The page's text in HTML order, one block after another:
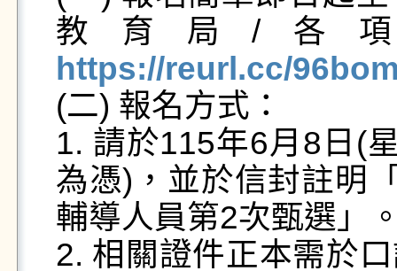
教育局/各
https://reurl.cc/
(二) 報名方式：
1. 請於115年6月8日(
為憑)，並於信封註明
輔導人員第2次甄選」
2. 相關證件正本需於